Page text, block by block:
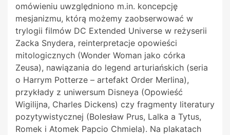
omówieniu uwzględniono m.in. koncepcję
mesjanizmu, którą możemy zaobserwować w
trylogii filmów DC Extended Universe w reżyserii
Zacka Snydera, reinterpretacje opowieści
mitologicznych (Wonder Woman jako córka
Zeusa), nawiązania do legend arturiańskich (seria
o Harrym Potterze – artefakt Order Merlina),
przykłady z uniwersum Disneya (Opowieść
Wigilijna, Charles Dickens) czy fragmenty literatury
pozytywistycznej (Bolesław Prus, Lalka a Tytus,
Romek i Atomek Papcio Chmiela). Na plakatach